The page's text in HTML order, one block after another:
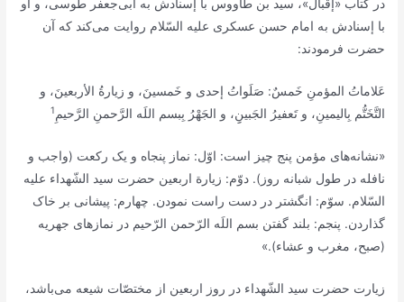
در کتاب «إقبال»، سید بن طاووس با إسنادش به أبی‌جعفر طوسی، و او
با إسنادش به امام حسن عسکری علیه السّلام روایت می‌کند که آن
حضرت فرمودند:
عَلاماتُ المؤمنِ خَمسٌ: صَلَواتُ إحدی و خَمسینَ، و زیارةُ‌ الأربعینَ، و
التَّخَتُّم بِالیمینِ، و تَعفیرُ الجَبینِِ، و الجَهْرُ بِبسم اللَه الرَّحمنِ الرَّحیمِ 1
«نشانه‌های مؤمن پنج چیز است: اوّل: نماز پنجاه و یک رکعت (واجب و
نافله در طول شبانه روز). دوّم: زیارة اربعین حضرت سید الشّهداء علیه
السّلام. سوّم: انگشتر در دست راست نمودن. چهارم: پیشانی بر خاک
گذاردن. پنجم: بلند گفتن بسم‌ اللَه ‌الرّحمن الرّحیم در نمازهای جهریه
(صبح، مغرب و عشاء).»
زیارت حضرت سید الشّهداء در روز اربعین از مختصّات شیعه می‌باشد،